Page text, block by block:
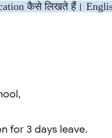
कैसे लिखते हैं।
for 3 days leave.